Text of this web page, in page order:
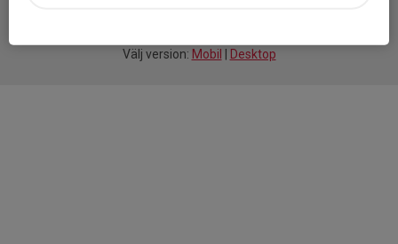
Välj version: Mobil Desktop